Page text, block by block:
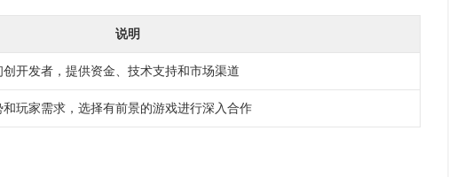
说明
开发者，提供资金、技术支持和市场渠道
玩家需求，选择有前景的游戏进行深入合作